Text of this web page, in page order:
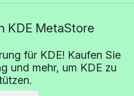
KDE MetaStore
für KDE! Kaufen Sie
und mehr, um KDE zu